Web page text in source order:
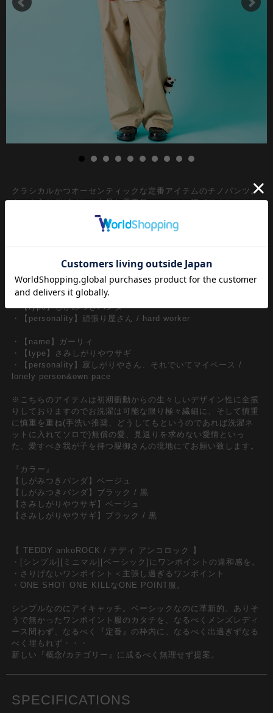
クラシカルかつオーセンティックな定番アイテムのチノパンツ。
タック入りデザインの上品な雰囲気、コットン混ポリのしっかり
とした厚みのある生地×ズドンと落ちるような極太のワイドシル
エットが印象的。ベルトループ＆バックゴムリブウエスト仕様か
でメンズレディース問わずユニセックスに穿ける汎用性の高い一
左レングス膝下のぬいぐるみワンポイントがアイキャッチ。
・【name】シガミー
・【type】しがみつきパンダ
・【personality】頑張り屋さん / hard worker
・【name】ガーリィ
・【type】さみしがりやウサギ
・【personality】寂しがりやさん、それでいてマイペース /
lonely person&own pace
※こちらのアイテムは初期衝動からの生々しいデザイン性に全振
りしておりますのでお洗濯は可能な限り極々繊細に、そして慎重
に慎重を重ね(手洗い推奨、どうしてもというのであれば洗濯ネ
ットに入れてソロで)無償の愛、見返りを求めない愛情といっ
た、愛すべき我が子を持つ親御さんの境地にてお願い致します。
『カラー』
【しがみつきパンダ】ベージュ
【しがみつきパンダ】ブラック / 黒
【さみしがりやウサギ】ベージュ
【さみしがりやウサギ】ブラック / 黒
【 TEDDY ankoROCK / テディ アンコロック 】
・[シンプル][ミニマル][ベーシック]にワンポイントの違和感を。
・さりげないワンポイント＜主張し過ぎるワンポイント
・ONE SHOT ONE KILLなONE POINT服。
シンプルなのにアイキャッチ。ベーシックなのに革新的。ありそ
うで無かったワンポイント服のカタチを、なるべくメンズレディ
ース問わず、なるべく『定番』の枠内に、なるべく出過ぎずなる
べく埋もれず・・・
新しい『概念/カテゴリー』に成るべく無理せず提案。
SPECIFICATIONS